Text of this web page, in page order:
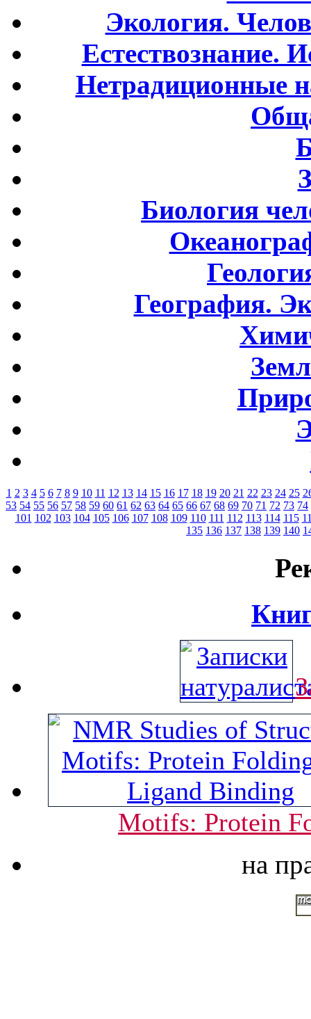
Экология.
Естествознание.
Нетрадиционные
Биология
География.
1 2 3 4 5 6 7 8 9 10 11 12 13 14 15 16 17 18 19 20 21 22 23 24 25
53 54 55 56 57 58 59 60 61 62 63 64 65 66 67 68 69 70 71 72 73 74
101 102 103 104 105 106 107 108 109 110 111 112 113 114 115
135 136 137 138 139 140
Motifs: Protein
на